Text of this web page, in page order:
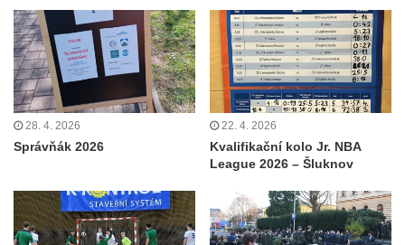
28. 4. 2026
Správňák 2026
22. 4. 2026
Kvalifikační kolo Jr. NBA
League 2026 – Šluknov